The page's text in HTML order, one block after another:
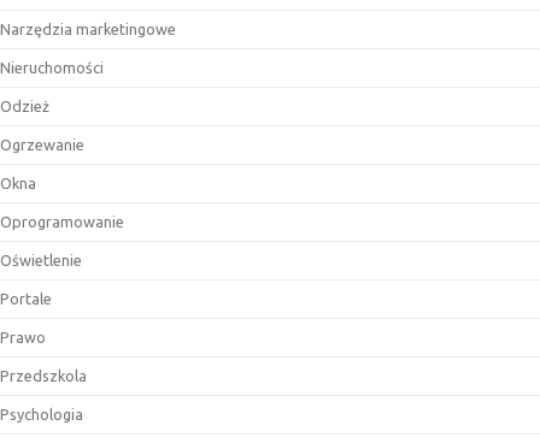
Narzędzia marketingowe
Nieruchomości
Odzież
Ogrzewanie
Okna
Oprogramowanie
Oświetlenie
Portale
Prawo
Przedszkola
Psychologia